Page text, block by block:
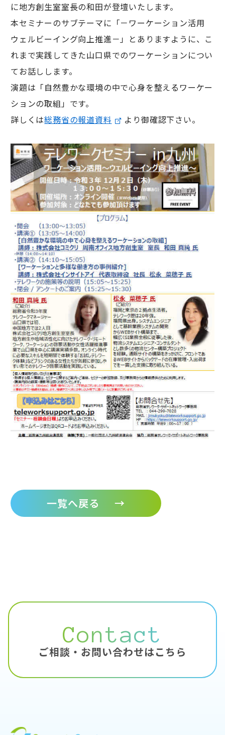
に地方創生室室長の和田が登壇いたします。
本セミナーのサブテーマに「－ワーケーション活用
ウェルビーイング向上推進－」とありますように、こ
れまで実践してきた山口県でのワーケーションについ
てお話しします。
演題は「自然豊かな環境の中で心身を整えるワーケー
ションの取組」です。
詳しくは総務省の報道資料 より御確認下さい。
一覧へ戻る →
Contact
ご相談・お問い合わせはこちら